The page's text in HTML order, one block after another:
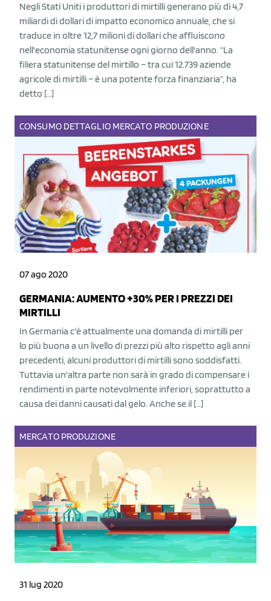
Negli Stati Uniti i produttori di mirtilli generano più di 4,7
miliardi di dollari di impatto economico annuale, che si
traduce in oltre 12,7 milioni di dollari che affluiscono
nell'economia statunitense ogni giorno dell'anno. “La
filiera statunitense del mirtillo – tra cui 12.739 aziende
agricole di mirtilli – è una potente forza finanziaria”, ha
detto […]
CONSUMO DETTAGLIO MERCATO PRODUZIONE
07 ago 2020
GERMANIA: AUMENTO +30% PER I PREZZI DEI
MIRTILLI
In Germania c'è attualmente una domanda di mirtilli per
lo più buona a un livello di prezzi più alto rispetto agli anni
precedenti, alcuni produttori di mirtilli sono soddisfatti.
Tuttavia un'altra parte non sarà in grado di compensare i
rendimenti in parte notevolmente inferiori, soprattutto a
causa dei danni causati dal gelo. Anche se il […]
MERCATO PRODUZIONE
31 lug 2020